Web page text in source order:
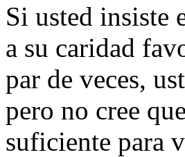
Si usted insiste
a su caridad
par de veces,
pero no cree
suficiente para